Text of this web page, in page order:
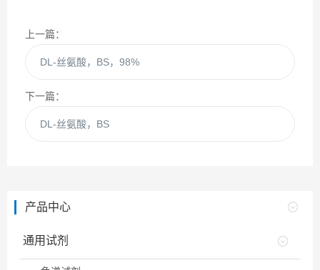
上一篇：
DL-丝氨酸，BS，98%
下一篇：
DL-丝氨酸，BS
产品中心
通用试剂